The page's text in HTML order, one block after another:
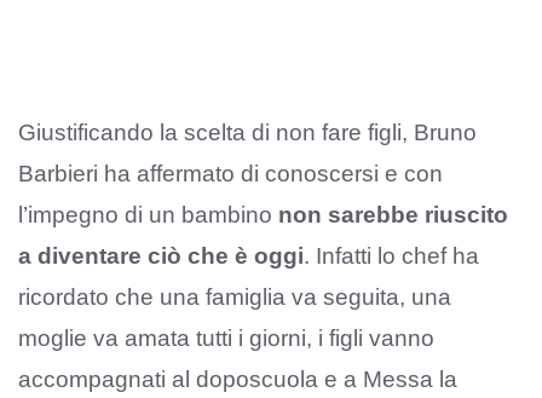
Giustificando la scelta di non fare figli, Bruno
Barbieri ha affermato di conoscersi e con
l’impegno di un bambino non sarebbe riuscito
a diventare ciò che è oggi. Infatti lo chef ha
ricordato che una famiglia va seguita, una
moglie va amata tutti i giorni, i figli vanno
accompagnati al doposcuola e a Messa la